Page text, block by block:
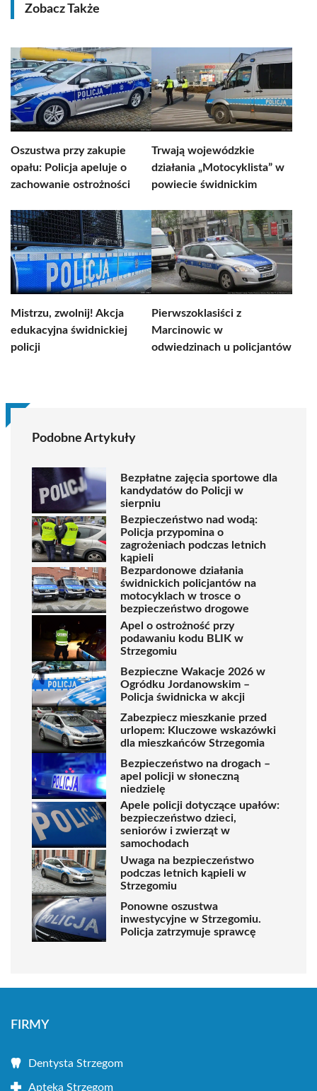
Zobacz Także
Oszustwa przy zakupie
opału: Policja apeluje o
zachowanie ostrożności
Trwają wojewódzkie
działania „Motocyklista” w
powiecie świdnickim
Mistrzu, zwolnij! Akcja
edukacyjna świdnickiej
policji
Pierwszoklasiści z
Marcinowic w
odwiedzinach u policjantów
Podobne Artykuły
Bezpłatne zajęcia sportowe dla
kandydatów do Policji w
sierpniu
Bezpieczeństwo nad wodą:
Policja przypomina o
zagrożeniach podczas letnich
kąpieli
Bezpardonowe działania
świdnickich policjantów na
motocyklach w trosce o
bezpieczeństwo drogowe
Apel o ostrożność przy
podawaniu kodu BLIK w
Strzegomiu
Bezpieczne Wakacje 2026 w
Ogródku Jordanowskim –
Policja świdnicka w akcji
Zabezpiecz mieszkanie przed
urlopem: Kluczowe wskazówki
dla mieszkańców Strzegomia
Bezpieczeństwo na drogach –
apel policji w słoneczną
niedzielę
Apele policji dotyczące upałów:
bezpieczeństwo dzieci,
seniorów i zwierząt w
samochodach
Uwaga na bezpieczeństwo
podczas letnich kąpieli w
Strzegomiu
Ponowne oszustwa
inwestycyjne w Strzegomiu.
Policja zatrzymuje sprawcę
FIRMY
Dentysta Strzegom
Apteka Strzegom